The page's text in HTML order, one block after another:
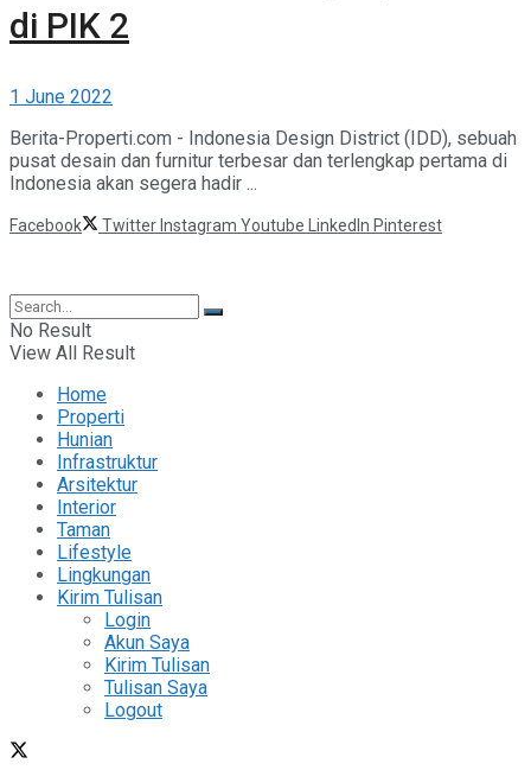
di PIK 2
1 June 2022
Berita-Properti.com - Indonesia Design District (IDD), sebuah
pusat desain dan furnitur terbesar dan terlengkap pertama di
Indonesia akan segera hadir ...
Facebook Twitter Instagram Youtube LinkedIn Pinterest
No Result
View All Result
Home
Properti
Hunian
Infrastruktur
Arsitektur
Interior
Taman
Lifestyle
Lingkungan
Kirim Tulisan
Login
Akun Saya
Kirim Tulisan
Tulisan Saya
Logout